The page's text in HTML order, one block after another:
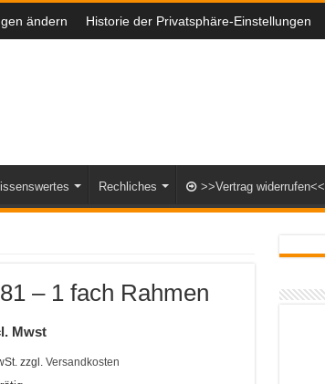
ändern Historie der Privatsphäre-Einstellungen
Rechliches >>Vertrag widerrufen<<
– 1 fach Rahmen
Mwst
zzgl.Versandkosten